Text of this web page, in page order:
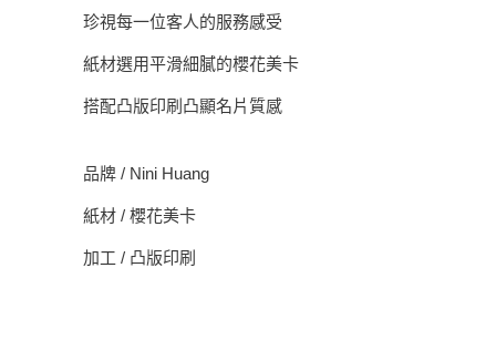
珍視每一位客人的服務感受
紙材選用平滑細膩的櫻花美卡
搭配凸版印刷凸顯名片質感
品牌 / Nini Huang
紙材 / 櫻花美卡
加工 / 凸版印刷